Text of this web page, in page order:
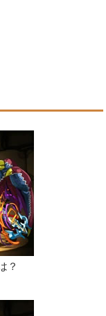
？